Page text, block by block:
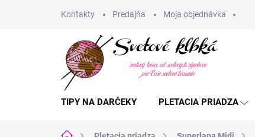
Kontakty Predajňa Moja objednávka
TIPY NA DARČEKY PLETACIA PRIADZA